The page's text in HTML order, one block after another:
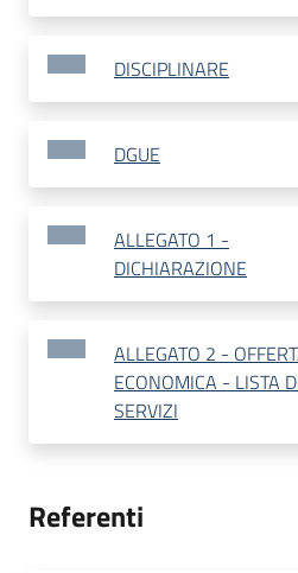
DISCIPLINARE
DGUE
ALLEGATO 1 -
DICHIARAZIONE
ALLEGATO 2 -
ECONOMICA - LISTA
SERVIZI
Referenti